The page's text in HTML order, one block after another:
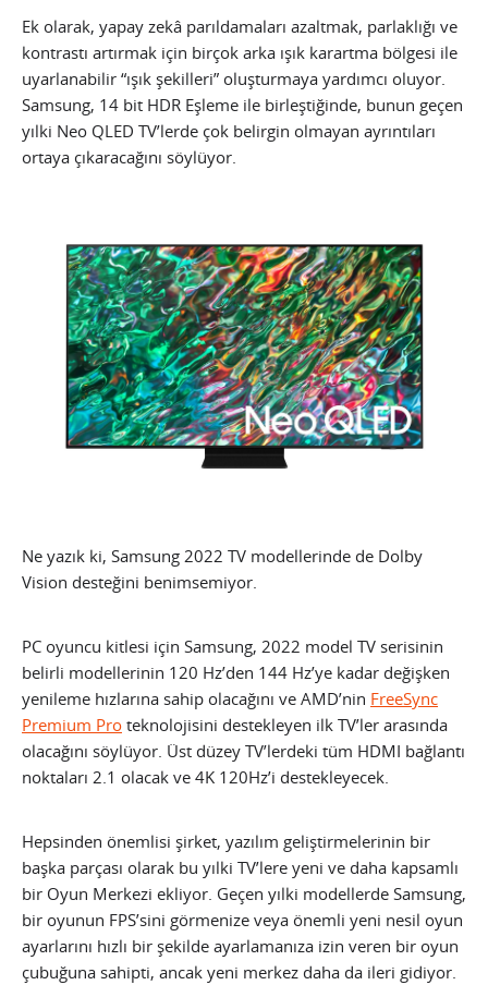
Ek olarak, yapay zekâ parıldamaları azaltmak, parlaklığı ve
kontrastı artırmak için birçok arka ışık karartma bölgesi ile
uyarlanabilir “ışık şekilleri” oluşturmaya yardımcı oluyor.
Samsung, 14 bit HDR Eşleme ile birleştiğinde, bunun geçen
yılki Neo QLED TV’lerde çok belirgin olmayan ayrıntıları
ortaya çıkaracağını söylüyor.
Ne yazık ki, Samsung 2022 TV modellerinde de Dolby
Vision desteğini benimsemiyor.
PC oyuncu kitlesi için Samsung, 2022 model TV serisinin
belirli modellerinin 120 Hz’den 144 Hz’ye kadar değişken
yenileme hızlarına sahip olacağını ve AMD’nin FreeSync
Premium Pro teknolojisini destekleyen ilk TV’ler arasında
olacağını söylüyor. Üst düzey TV’lerdeki tüm HDMI bağlantı
noktaları 2.1 olacak ve 4K 120Hz’i destekleyecek.
Hepsinden önemlisi şirket, yazılım geliştirmelerinin bir
başka parçası olarak bu yılki TV’lere yeni ve daha kapsamlı
bir Oyun Merkezi ekliyor. Geçen yılki modellerde Samsung,
bir oyunun FPS’sini görmenize veya önemli yeni nesil oyun
ayarlarını hızlı bir şekilde ayarlamanıza izin veren bir oyun
çubuğuna sahipti, ancak yeni merkez daha da ileri gidiyor.